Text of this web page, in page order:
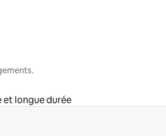
et longue durée